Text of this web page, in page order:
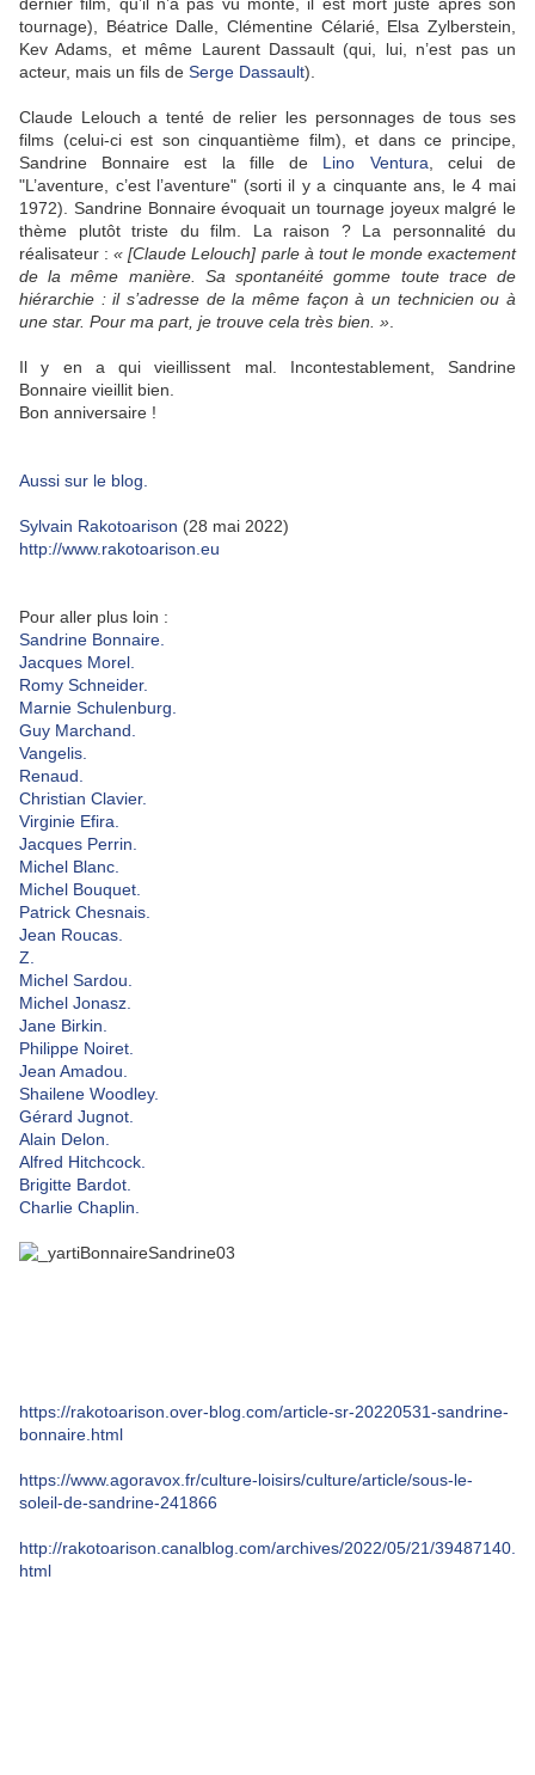
tournage), Béatrice Dalle, Clémentine Célarié, Elsa Zylberstein,
Kev Adams, et même Laurent Dassault (qui, lui, n’est pas un
acteur, mais un fils de Serge Dassault).
Claude Lelouch a tenté de relier les personnages de tous ses
films (celui-ci est son cinquantième film), et dans ce principe,
Sandrine Bonnaire est la fille de Lino Ventura , celui de
"L’aventure, c’est l’aventure" (sorti il y a cinquante ans, le 4 mai
1972). Sandrine Bonnaire évoquait un tournage joyeux malgré le
thème plutôt triste du film. La raison ? La personnalité du
réalisateur :« [Claude Lelouch] parle à tout le monde exactement
de la même manière. Sa spontanéité gomme toute trace de
hiérarchie : il s’adresse de la même façon à un technicien ou à
une star. Pour ma part, je trouve cela très bien. »
Il y en a qui vieillissent mal. Incontestablement, Sandrine
Bonnaire vieillit bien.
Bon anniversaire !
Aussi sur le blog.
Sylvain Rakotoarison (28 mai 2022)
http://www.rakotoarison.eu
Pour aller plus loin :
Sandrine Bonnaire.
Jacques Morel.
Romy Schneider.
Marnie Schulenburg.
Guy Marchand.
Vangelis.
Renaud.
Christian Clavier.
Virginie Efira.
Jacques Perrin.
Michel Blanc.
Michel Bouquet.
Patrick Chesnais.
Jean Roucas.
Z.
Michel Sardou.
Michel Jonasz.
Jane Birkin.
Philippe Noiret.
Jean Amadou.
Shailene Woodley.
Gérard Jugnot.
Alain Delon.
Alfred Hitchcock.
Brigitte Bardot.
Charlie Chaplin.
https://rakotoarison.over-blog.com/article-sr-20220531-sandrine-
bonnaire.html
https://www.agoravox.fr/culture-loisirs/culture/article/sous-le-
soleil-de-sandrine-241866
http://rakotoarison.canalblog.com/archives/2022/05/21/39487140.
html